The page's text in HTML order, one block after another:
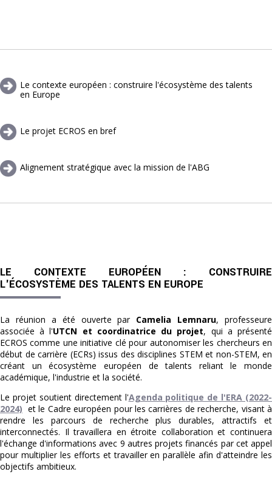
Le contexte européen : construire l'écosystème des talents
en Europe
Le projet ECROS en bref
Alignement stratégique avec la mission de l'ABG
LE CONTEXTE EUROPÉEN : CONSTRUIRE
L'ÉCOSYSTÈME DES TALENTS EN EUROPE
La réunion a été ouverte par Camelia Lemnaru, professeure
associée à l'UTCN et coordinatrice du projet, qui a présenté
ECROS comme une initiative clé pour autonomiser les chercheurs en
début de carrière (ECRs) issus des disciplines STEM et non-STEM, en
créant un écosystème européen de talents reliant le monde
académique, l'industrie et la société.
Le projet soutient directement l'Agenda politique de l'ERA (2022-
2024) et le Cadre européen pour les carrières de recherche, visant à
rendre les parcours de recherche plus durables, attractifs et
interconnectés. Il travaillera en étroite collaboration et continuera
l'échange d'informations avec 9 autres projets financés par cet appel
pour multiplier les efforts et travailler en parallèle afin d'atteindre les
objectifs ambitieux.